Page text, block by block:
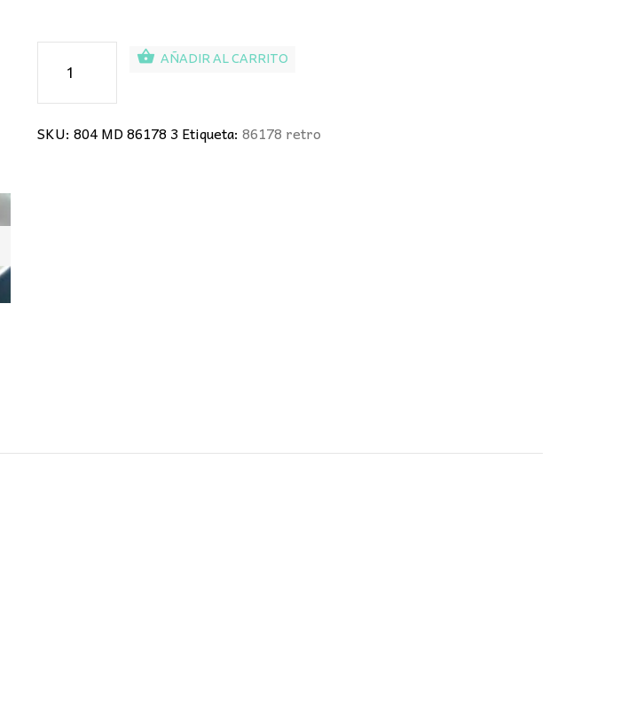
retro
cantidad
AÑADIR AL CARRITO
SKU: 804 MD 86178 3 Etiqueta: 86178 retro